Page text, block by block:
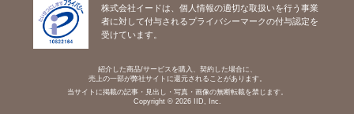
株式会社イードは、個人情報の適切な取扱いを行う事業
者に対して付与されるプライバシーマークの付与認定を
受けています。
紹介した商品/サービスを購入、契約した場合に、
売上の一部が弊社サイトに還元されることがあります。
当サイトに掲載の記事・見出し・写真・画像の無断転載を禁じます。
Copyright © 2026 IID, Inc.